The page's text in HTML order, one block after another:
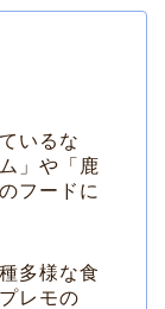
いるな
」や「鹿
フードに
多様な食
レモの